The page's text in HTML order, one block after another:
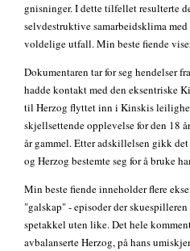
gnisninger. I dette tilfellet resulterte
selvdestruktive samarbeidsklima
voldelige utfall. Min beste fiende
Dokumentaren tar for seg hendelser
hadde kontakt med den eksentriske
til Herzog flyttet inn i Kinskis
skjellsettende opplevelse for den 18
år gammel. Etter adskillelsen gikk
og Herzog bestemte seg for å bruke
Min beste fiende inneholder flere
"galskap" - episoder der
spetakkel uten like. Det hele
avbalanserte Herzog, på hans